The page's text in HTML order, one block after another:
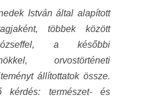
István által alapított
többek között
a későbbi
orvostörténeti
állítottatok össze.
kérdés: természet- és